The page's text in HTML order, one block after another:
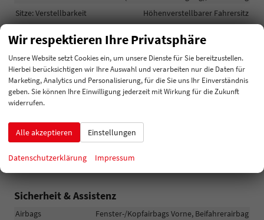
Sitze: Verstellbarkeit
Höhenverstellbarer Fahrersitz
Infotainment & Kommunikation
Assistenzsysteme
Sprachsteuerung
Audioanlage
Radio/MP3-Player, Radio, Schnittstelle MP3, Schnittstelle AUX,
Schnittstelle USB, Digitalradio DAB, Android Auto, Apple CarPlay,
Bordcomputer
Telefon
Freisprecheinrichtung, Bluetooth
Sicherheit & Assistenz
Airbags
Fenster-/Kopfairbags Vorne, Beifahrerairbag
Wir respektieren Ihre Privatsphäre
Unsere Website setzt Cookies ein, um unsere Dienste für Sie bereitzustellen.
Hierbei berücksichtigen wir Ihre Auswahl und verarbeiten nur die Daten für
Marketing, Analytics und Personalisierung, für die Sie uns Ihr Einverständnis
geben. Sie können Ihre Einwilligung jederzeit mit Wirkung für die Zukunft
widerrufen.
Alle akzeptieren Einstellungen
Datenschutzerklärung Impressum